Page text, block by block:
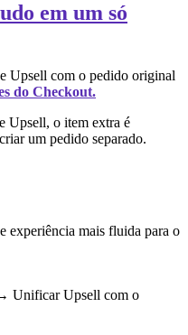
em um só
Upsell com o pedido original
do Checkout.
Upsell, o item extra é
um pedido separado.
experiência mais fluida para o
Unificar Upsell com o